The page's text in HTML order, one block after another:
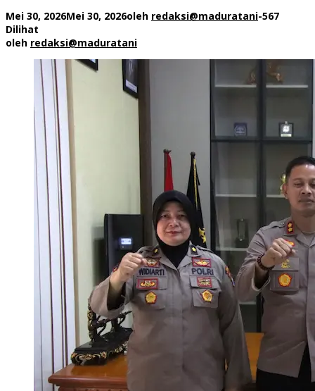
Mei 30, 2026Mei 30, 2026oleh redaksi@maduratani-567
Dilihat
oleh redaksi@maduratani